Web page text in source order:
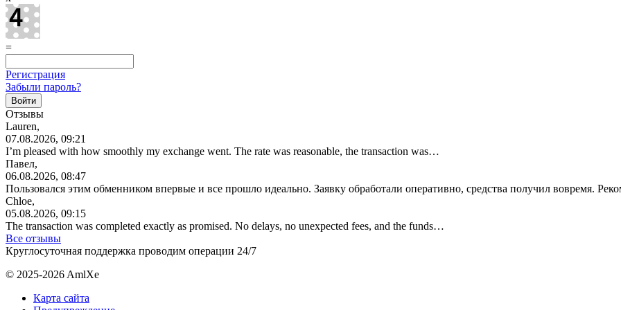
=
Регистрация
Забыли пароль?
Отзывы
Lauren,
07.08.2026, 09:21
I’m pleased with how smoothly my exchange went. The rate was reasonable, the transaction was…
Павел,
06.08.2026, 08:47
Пользовался этим обменником впервые и все прошло идеально. Заявку обработали оперативно, средства получил вовремя.
Chloe,
05.08.2026, 09:15
The transaction was completed exactly as promised. No delays, no unexpected fees, and the funds…
Все отзывы
Круглосуточная поддержка проводим операции 24/7
© 2025-2026 AmlXe
Карта сайта